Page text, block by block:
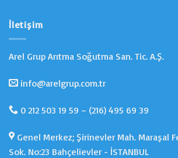
İletişim
Arel Grup Arıtma Soğutma San. Tic. A.Ş.
info@arelgrup.com.tr
0 212 503 19 59 – (216) 495 69 39
Genel Merkez; Şirinevler Mah. Maraşal
Sok. No:23 Bahçelievler - İSTANBUL